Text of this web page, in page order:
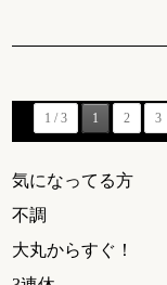
1 / 3 1 2 3
気になってる方
不調
大丸からすぐ！